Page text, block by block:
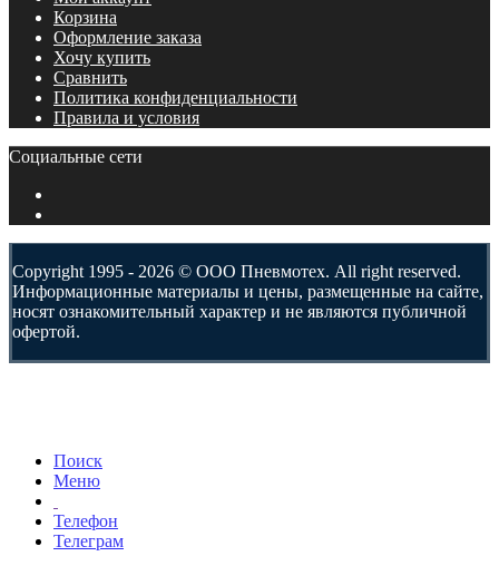
Корзина
Оформление заказа
Хочу купить
Сравнить
Политика конфиденциальности
Правила и условия
Социальные сети
Copyright 1995 - 2026 © ООО Пневмотех. All right reserved.
Информационные материалы и цены, размещенные на сайте,
носят ознакомительный характер и не являются публичной
офертой.
Поиск
Меню
Телефон
Телеграм